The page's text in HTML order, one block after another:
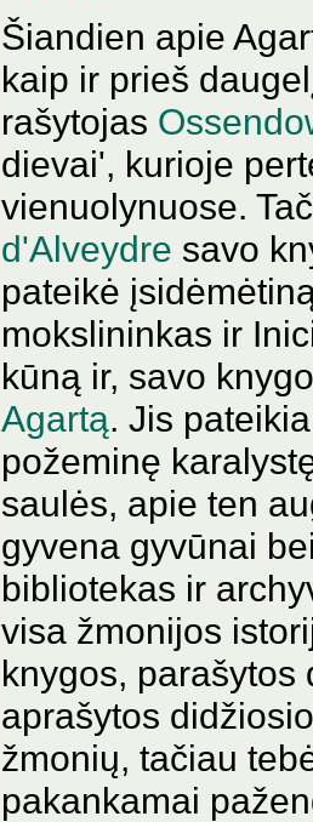
Šiandien apie
kaip ir prieš
rašytojas
dievai', kurioje
vienuolynuose.
d'Alveydre savo
pateikė
mokslininkas ir
kūną ir, savo
Agartą. Jis
požeminę
saulės, apie ten
gyvena gyvūnai
bibliotekas ir
visa žmonijos
knygos,
aprašytos
žmonių, tačiau
pakankamai